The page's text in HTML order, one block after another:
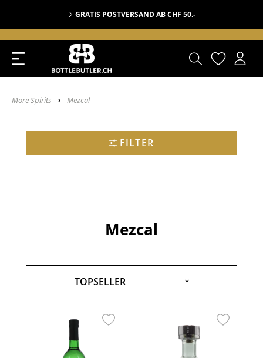
GRATIS POSTVERSAND AB CHF 50.-
More Spirits Mezcal
FILTER
Mezcal